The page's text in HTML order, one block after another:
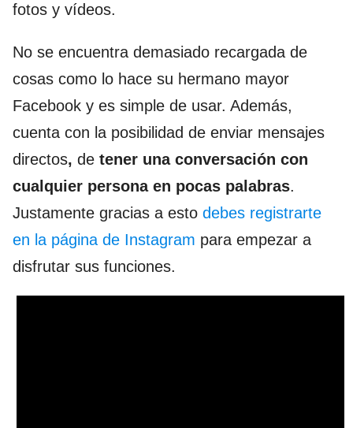
fotos y vídeos.
No se encuentra demasiado recargada de
cosas como lo hace su hermano mayor
Facebook y es simple de usar. Además,
cuenta con la posibilidad de enviar mensajes
directos, de tener una conversación con
cualquier persona en pocas palabras.
Justamente gracias a esto debes registrarte
en la página de Instagram para empezar a
disfrutar sus funciones.